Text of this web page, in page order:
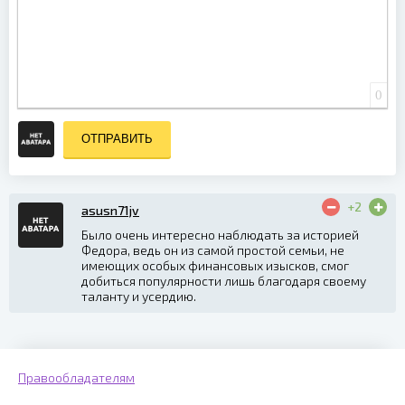
0
ОТПРАВИТЬ
asusn71jv
+2
Было очень интересно наблюдать за историей
Федора, ведь он из самой простой семьи, не
имеющих особых финансовых изысков, смог
добиться популярности лишь благодаря своему
таланту и усердию.
Правообладателям